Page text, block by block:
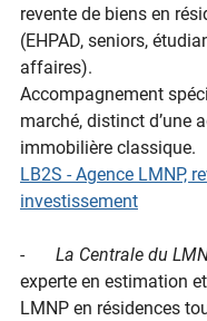
revente de biens en
(EHPAD, seniors,
affaires).
Accompagnement
marché, distinct d’une
immobilière classique.
LB2S - Agence LMNP,
investissement
- La Centrale du
experte en estimation
LMNP en résidences